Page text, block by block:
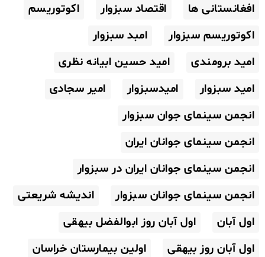
افغانستانی ها
اقتصاد سبزوار
اکوتوریسم
اکوتوریسم سبزوار
امبد سبزوار
امید برومندی
امید حسین ابیانه نظری
امید سبزوار
امیدسبزوار
امیر سجادی
انجمن سینمای جوان سبزوار
انجمن سینمای جوانان ایران
انجمن سینمای جوانان ایران در سبزوار
انجمن سینمای جوانان سبزوار
اندیشه شریعتی
اول آبان
اول آبان روز ابوالفضل بیهقی
اول آبان روز بیهقی
اولین بیمارستان خراسان